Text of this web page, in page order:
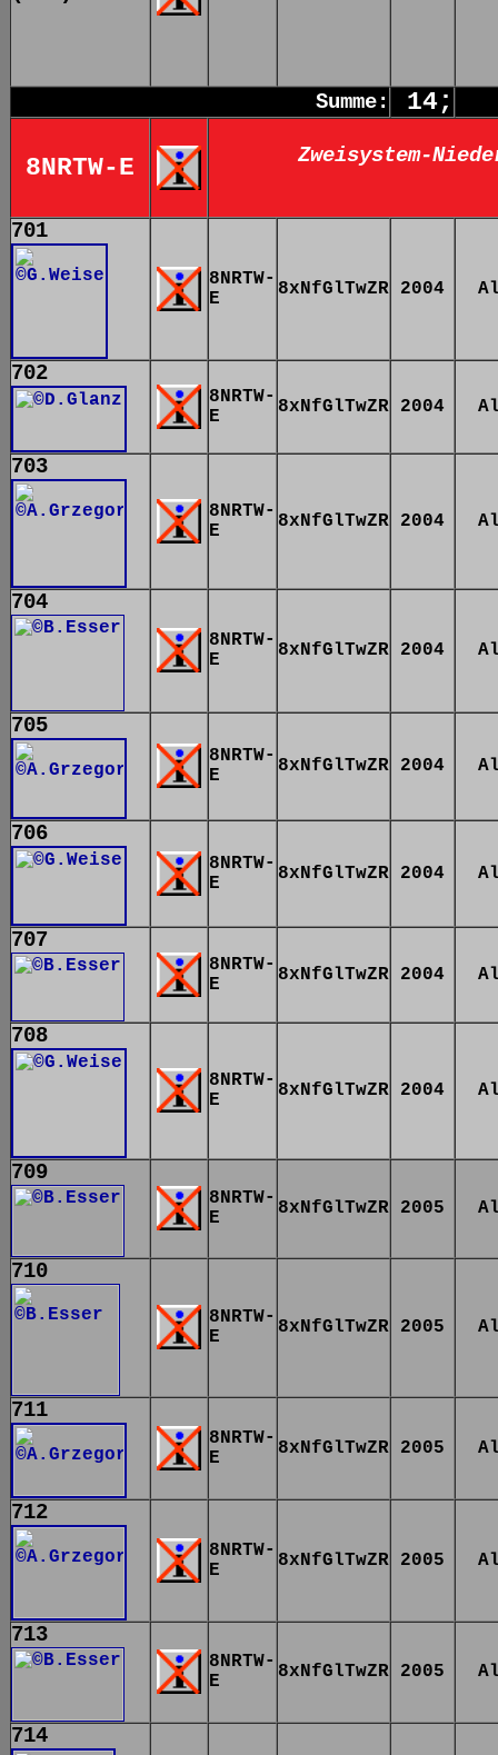
Summe: 14;
8NRTW-E Zweisystem-
701
8NRTW-
E
8xNfGlTwZR 2004
702
8NRTW-
E
8xNfGlTwZR 2004
703
8NRTW-
E
8xNfGlTwZR 2004
704
8NRTW-
E
8xNfGlTwZR 2004
705
8NRTW-
E
8xNfGlTwZR 2004
706
8NRTW-
E
8xNfGlTwZR 2004
707
8NRTW-
E
8xNfGlTwZR 2004
708
8NRTW-
E
8xNfGlTwZR 2004
709
8NRTW-
E
8xNfGlTwZR 2005
710
8NRTW-
E
8xNfGlTwZR 2005
711
8NRTW-
E
8xNfGlTwZR 2005
712
8NRTW-
E
8xNfGlTwZR 2005
713
8NRTW-
E
8xNfGlTwZR 2005
714